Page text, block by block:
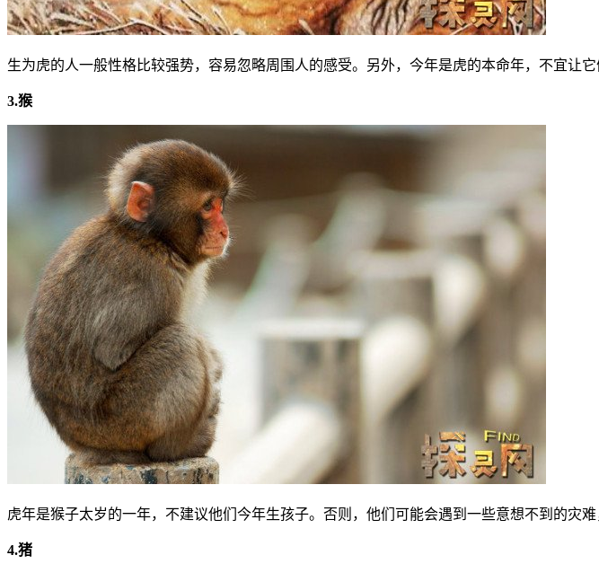
生为虎的人一般性格比较强势，容易忽略周围人的感受。另外，今年是虎的本命年，不宜让
3.猴
虎年是猴子太岁的一年，不建议他们今年生孩子。否则，他们可能会遇到一些意想不到的灾
4.猪